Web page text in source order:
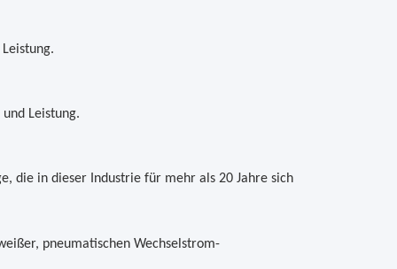
Leistung.
die in dieser Industrie für mehr als 20 Jahre sich
pneumatischen Wechselstrom-